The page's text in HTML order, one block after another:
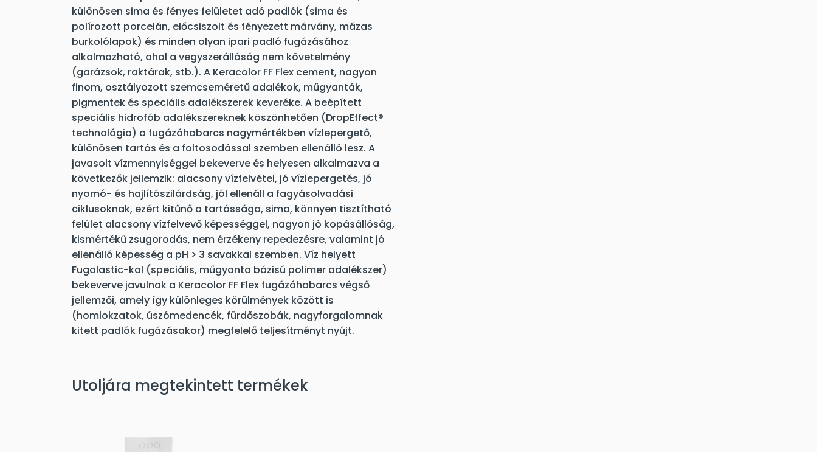
különösen sima és fényes felületet adó padlók (sima és
polírozott porcelán, előcsiszolt és fényezett márvány, mázas
burkolólapok) és minden olyan ipari padló fugázásához
alkalmazható, ahol a vegyszerállóság nem követelmény
(garázsok, raktárak, stb.). A Keracolor FF Flex cement, nagyon
finom, osztályozott szemcseméretű adalékok, műgyanták,
pigmentek és speciális adalékszerek keveréke. A beépített
speciális hidrofób adalékszereknek köszönhetően (DropEffect®
technológia) a fugázóhabarcs nagymértékben vízlepergető,
különösen tartós és a foltosodással szemben ellenálló lesz. A
javasolt vízmennyiséggel bekeverve és helyesen alkalmazva a
következők jellemzik: alacsony vízfelvétel, jó vízlepergetés, jó
nyomó- és hajlítószilárdság, jól ellenáll a fagyásolvadási
ciklusoknak, ezért kitűnő a tartóssága, sima, könnyen tisztítható
felület alacsony vízfelvevő képességgel, nagyon jó kopásállóság,
kismértékű zsugorodás, nem érzékeny repedezésre, valamint jó
ellenálló képesség a pH > 3 savakkal szemben. Víz helyett
Fugolastic-kal (speciális, műgyanta bázisú polimer adalékszer)
bekeverve javulnak a Keracolor FF Flex fugázóhabarcs végső
jellemzői, amely így különleges körülmények között is
(homlokzatok, úszómedencék, fürdőszobák, nagyforgalomnak
kitett padlók fugázásakor) megfelelő teljesítményt nyújt.
Utoljára megtekintett termékek